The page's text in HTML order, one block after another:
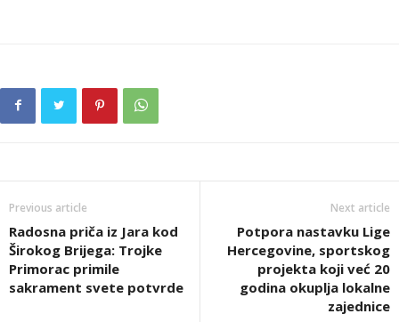
Previous article
Radosna priča iz Jara kod
Širokog Brijega: Trojke
Primorac primile
sakrament svete potvrde
Next article
Potpora nastavku Lige
Hercegovine, sportskog
projekta koji već 20
godina okuplja lokalne
zajednice